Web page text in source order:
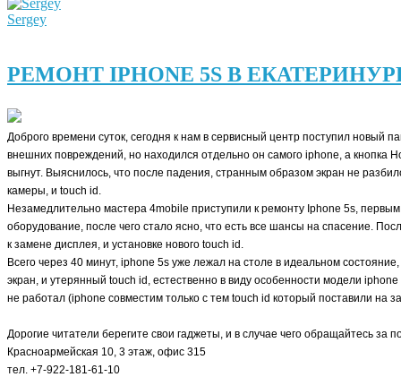
Sergey
РЕМОНТ IPHONE 5S В
Доброго времени суток, сегодня к нам в сервисный центр поступил новый
внешних повреждений, но находился отдельно он самого iphone, а кнопка
выгнут. Выяснилось, что после падения, странным образом экран не
камеры, и touch id.
Незамедлительно мастера 4mobile приступили к ремонту Iphone 5s,
оборудование, после чего стало ясно, что есть все шансы на спасение.
к замене дисплея, и установке нового touch id.
Всего через 40 минут, iphone 5s уже лежал на столе в идеальном
экран, и утерянный touch id, естественно в виду особенности модели
не работал (iphone совместим только с тем touch id который поставили на
Дорогие читатели берегите свои гаджеты, и в случае чего обращайтесь
Красноармейская 10, 3 этаж, офис 315
тел. +7-922-181-61-10